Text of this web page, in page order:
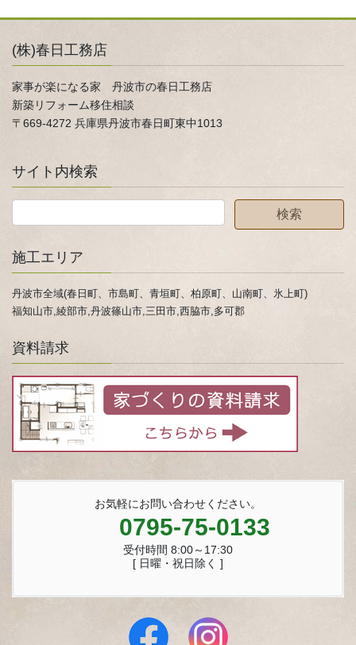
(株)春日工務店
家事が楽になる家 丹波市の春日工務店
新築リフォーム移住相談
〒669-4272 兵庫県丹波市春日町東中1013
サイト内検索
施工エリア
丹波市全域(春日町、市島町、青垣町、柏原町、山南町、氷上町)
福知山市,綾部市,丹波篠山市,三田市,西脇市,多可郡
資料請求
お気軽にお問い合わせください。
0795-75-0133
受付時間 8:00～17:30
[ 日曜・祝日除く ]